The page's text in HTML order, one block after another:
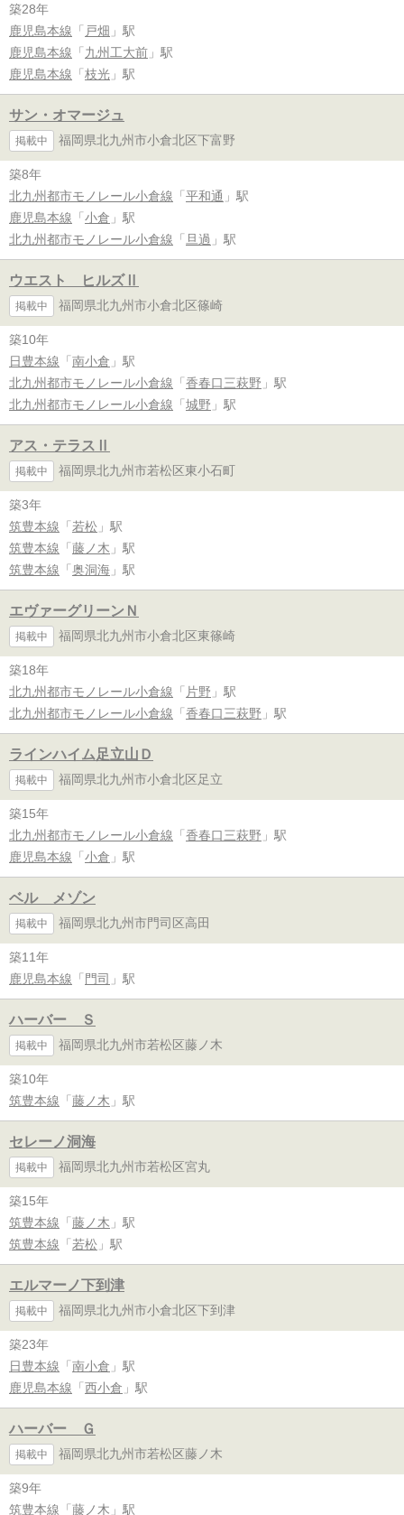
築28年
鹿児島本線 「 戸畑 」駅
鹿児島本線 「 九州工大前 」駅
鹿児島本線 「 枝光 」駅
サン・オマージュ
掲載中 福岡県北九州市小倉北区下富野
築8年
北九州都市モノレール小倉線 「 平和通 」駅
鹿児島本線 「 小倉 」駅
北九州都市モノレール小倉線 「 旦過 」駅
ウエスト ヒルズⅡ
掲載中 福岡県北九州市小倉北区篠崎
築10年
日豊本線 「 南小倉 」駅
北九州都市モノレール小倉線 「 香春口三萩野 」駅
北九州都市モノレール小倉線 「 城野 」駅
アス・テラスⅡ
掲載中 福岡県北九州市若松区東小石町
築3年
筑豊本線 「 若松 」駅
筑豊本線 「 藤ノ木 」駅
筑豊本線 「 奥洞海 」駅
エヴァーグリーンＮ
掲載中 福岡県北九州市小倉北区東篠崎
築18年
北九州都市モノレール小倉線 「 片野 」駅
北九州都市モノレール小倉線 「 香春口三萩野 」駅
ラインハイム足立山Ｄ
掲載中 福岡県北九州市小倉北区足立
築15年
北九州都市モノレール小倉線 「 香春口三萩野 」駅
鹿児島本線 「 小倉 」駅
ベル メゾン
掲載中 福岡県北九州市門司区高田
築11年
鹿児島本線 「 門司 」駅
ハーバー Ｓ
掲載中 福岡県北九州市若松区藤ノ木
築10年
筑豊本線 「 藤ノ木 」駅
セレーノ洞海
掲載中 福岡県北九州市若松区宮丸
築15年
筑豊本線 「 藤ノ木 」駅
筑豊本線 「 若松 」駅
エルマーノ下到津
掲載中 福岡県北九州市小倉北区下到津
築23年
日豊本線 「 南小倉 」駅
鹿児島本線 「 西小倉 」駅
ハーバー Ｇ
掲載中 福岡県北九州市若松区藤ノ木
築9年
筑豊本線 「 藤ノ木 」駅